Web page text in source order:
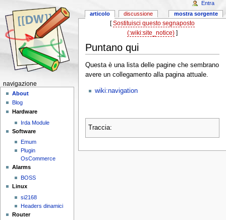
[Sostituisci questo segnaposto
(:wiki:site_notice)]
Puntano qui
Questa è una lista delle pagine che sembrano
avere un collegamento alla pagina attuale.
wiki:navigation
Traccia:
articolo discussione mostra sorgente
Entra
navigazione
About
Blog
Hardware
Irda Module
Software
Emum
Plugin
OsCommerce
Alarms
BOSS
Linux
si2168
Headers dinamici
Router